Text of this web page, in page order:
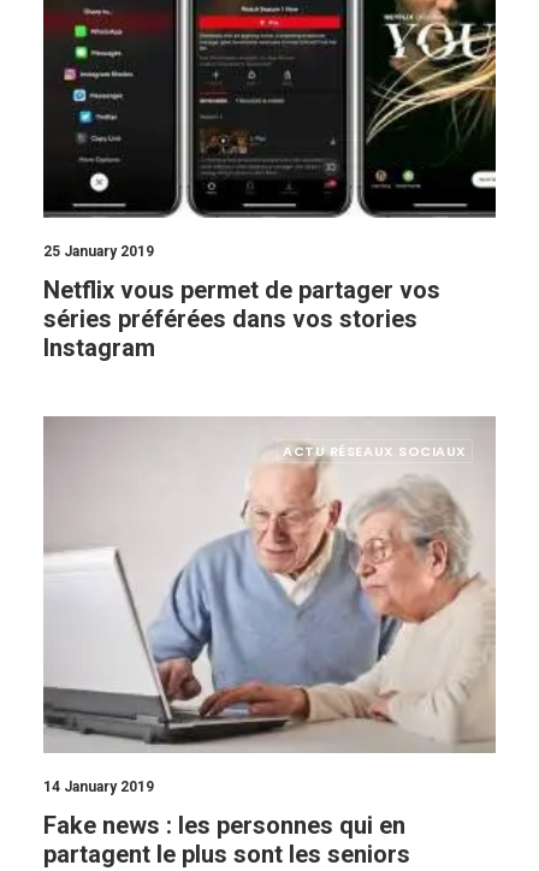
25 January 2019
Netflix vous permet de partager vos
séries préférées dans vos stories
Instagram
ACTU RÉSEAUX SOCIAUX
14 January 2019
Fake news : les personnes qui en
partagent le plus sont les seniors